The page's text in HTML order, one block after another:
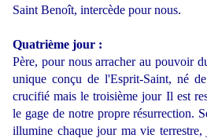
Saint Benoît, intercède pour nous.
Quatrième jour :
Père, pour nous arracher au pouvoir
unique conçu de l'Esprit-Saint, né
crucifié mais le troisième jour Il est
le gage de notre propre résurrection.
illumine chaque jour ma vie